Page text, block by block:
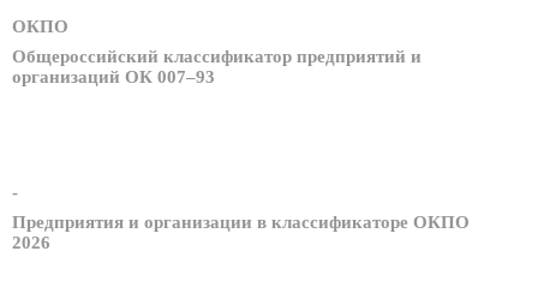
ОКПО
Общероссийский классификатор предприятий и
организаций ОК 007–93
-
Предприятия и организации в классификаторе ОКПО
2026